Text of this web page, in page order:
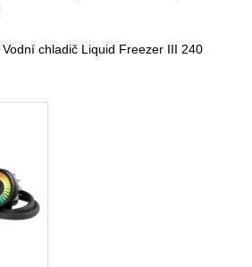
Vodní chladič Liquid Freezer III 240